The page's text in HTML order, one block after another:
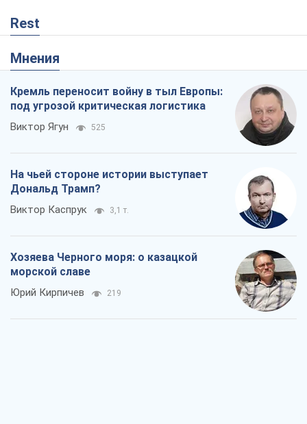
Rest
Мнения
Кремль переносит войну в тыл Европы:
под угрозой критическая логистика
Виктор Ягун 525
На чьей стороне истории выступает
Дональд Трамп?
Виктор Каспрук 3,1 т.
Хозяева Черного моря: о казацкой
морской славе
Юрий Кирпичев 219